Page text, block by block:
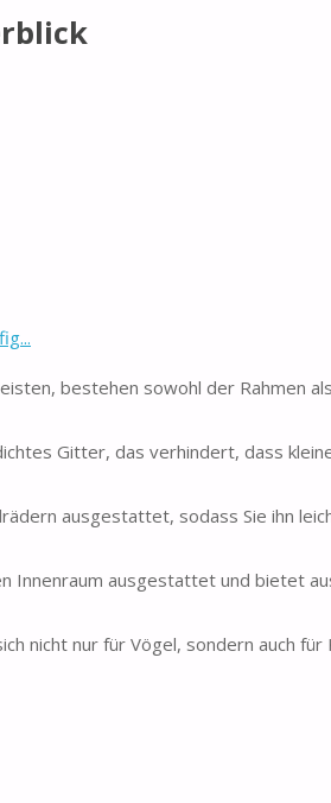
bestehen sowohl der Rahmen
Gitter, das verhindert, dass
ausgestattet, sodass Sie ihn
Innenraum ausgestattet und bietet
nicht nur für Vögel, sondern auch für